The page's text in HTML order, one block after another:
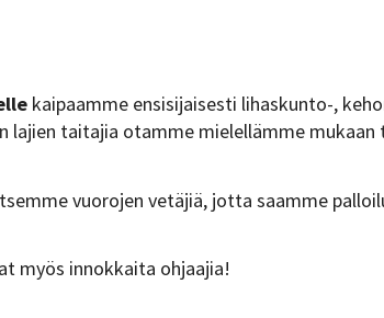
kaipaamme ensisijaisesti lihaskunto-,
lajien taitajia otamme mielellämme
vuorojen vetäjiä, jotta saamme
myös innokkaita ohjaajia!